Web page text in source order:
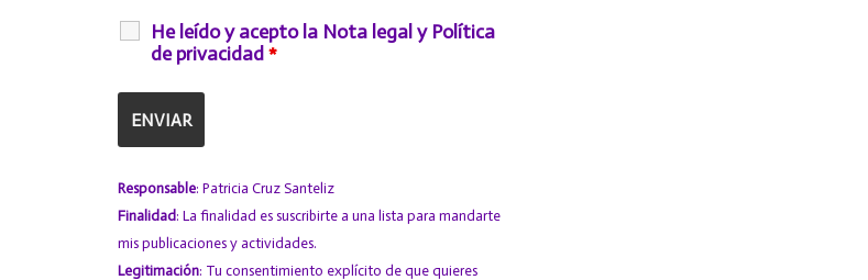
He leído y acepto la Nota legal y Política
de privacidad *
Responsable: Patricia Cruz Santeliz
Finalidad: La finalidad es suscribirte a una lista para mandarte
mis publicaciones y actividades.
Legitimación: Tu consentimiento explícito de que quieres